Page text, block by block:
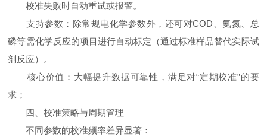
校准失败时自动重试或报警。
支持参数：除常规电化学参数外，还可对COD、氨氮、总
磷等需化学反应的项目进行自动标定（通过标准样品替代实际试
剂反应）。
核心价值：大幅提升数据可靠性，满足对“定期校准”的要
求；
四、校准策略与周期管理
不同参数的校准频率差异显著：